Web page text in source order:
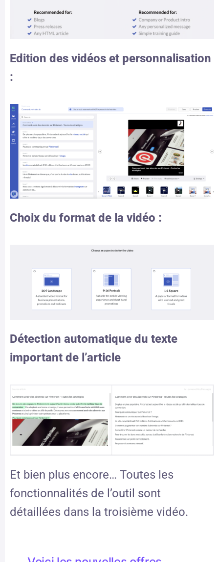
Edition des vidéos et personnalisation
:
Choix du format de la vidéo :
Détection automatique du texte
important de l’article
Et bien plus encore… Toutes les
fonctionnalités de l’outil sont
détaillées dans la troisième vidéo.